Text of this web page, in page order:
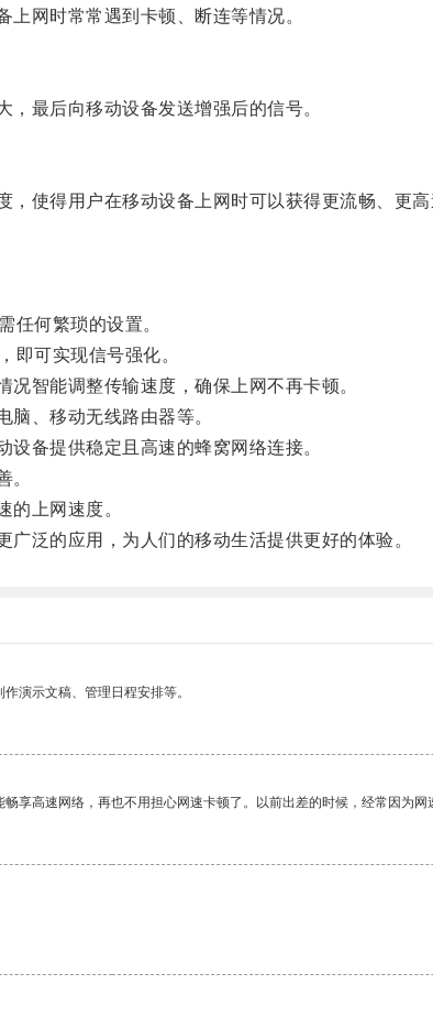
网时常常遇到卡顿、断连等情况。
最后向移动设备发送增强后的信号。
得用户在移动设备上网时可以获得更流畅、更高
何繁琐的设置。
可实现信号强化。
智能调整传输速度，确保上网不再卡顿。
、移动无线路由器等。
备提供稳定且高速的蜂窝网络连接。
。
上网速度。
泛的应用，为人们的移动生活提供更好的体验。
演示文稿、管理日程安排等。
享高速网络，再也不用担心网速卡顿了。以前出差的时候，经常因为